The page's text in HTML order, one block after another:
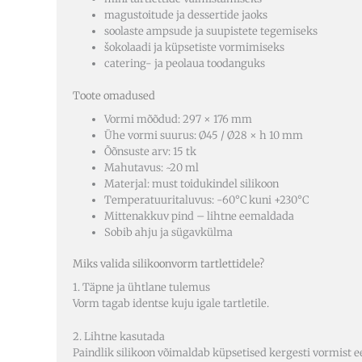
magustoitude ja dessertide jaoks
soolaste ampsude ja suupistete tegemiseks
šokolaadi ja küpsetiste vormimiseks
catering- ja peolaua toodanguks
Toote omadused
Vormi mõõdud: 297 × 176 mm
Ühe vormi suurus: Ø45 / Ø28 × h 10 mm
Õõnsuste arv: 15 tk
Mahutavus: ~20 ml
Materjal: must toidukindel silikoon
Temperatuuritaluvus: -60°C kuni +230°C
Mittenakkuv pind – lihtne eemaldada
Sobib ahju ja sügavkülma
Miks valida silikoonvorm tartlettidele?
1. Täpne ja ühtlane tulemus
Vorm tagab identse kuju igale tartletile.
2. Lihtne kasutada
Paindlik silikoon võimaldab küpsetised kergesti vormist